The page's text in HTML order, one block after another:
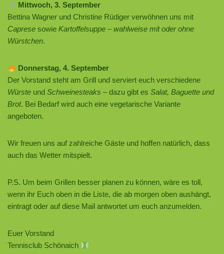
Mittwoch, 3. September
Bettina Wagner und Christine Rüdiger verwöhnen uns mit
Caprese sowie Kartoffelsuppe – wahlweise mit oder ohne
Würstchen.
Donnerstag, 4. September
Der Vorstand steht am Grill und serviert euch verschiedene
Würste und Schweinesteaks – dazu gibt es Salat, Baguette und
Brot. Bei Bedarf wird auch eine vegetarische Variante
angeboten.
Wir freuen uns auf zahlreiche Gäste und hoffen natürlich, dass
auch das Wetter mitspielt.
P.S. Um beim Grillen besser planen zu können, wäre es toll,
wenn ihr Euch oben in die Liste, die ab morgen oben aushängt,
eintragt oder auf diese Mail antwortet um euch anzumelden.
Euer Vorstand
Tennisclub Schönaich